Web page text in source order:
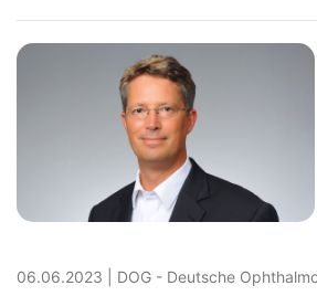
06.06.2023 DOG - Deutsche